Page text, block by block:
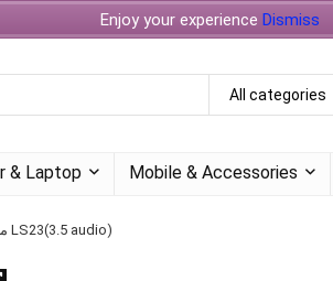
Enjoy your experience Dismiss
All categories
& Laptop Mobile & Accessories
محول صوت LS23(3.5 audio)